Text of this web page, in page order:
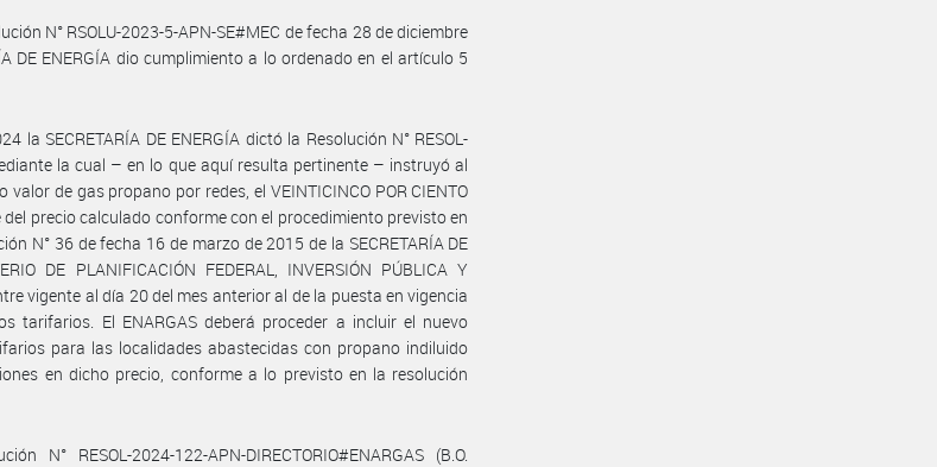
N° RSOLU-2023-5-APN-SE#MEC de fecha 28 de diciembre
DE ENERGÍA dio cumplimiento a lo ordenado en el artículo 5
la SECRETARÍA DE ENERGÍA dictó la Resolución N° RESOL-
la cual – en lo que aquí resulta pertinente – instruyó al
valor de gas propano por redes, el VEINTICINCO POR CIENTO
del precio calculado conforme con el procedimiento previsto en
N° 36 de fecha 16 de marzo de 2015 de la SECRETARÍA DE
DE PLANIFICACIÓN FEDERAL, INVERSIÓN PÚBLICA Y
vigente al día 20 del mes anterior al de la puesta en vigencia
tarifarios. El ENARGAS deberá proceder a incluir el nuevo
para las localidades abastecidas con propano indiluido
en dicho precio, conforme a lo previsto en la resolución
N° RESOL-2024-122-APN-DIRECTORIO#ENARGAS (B.O.